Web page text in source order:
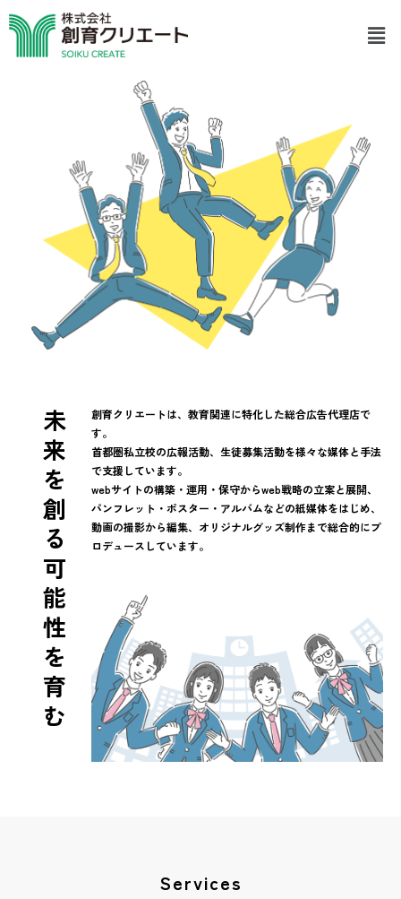
容
メ
ニ
未
来
を
創
る
可
能
性
を
育
む
創育クリエートは、教育関連に特化した総合広告代理店で
す。
首都圏私立校の広報活動、生徒募集活動を様々な媒体と手法
で支援しています。
webサイトの構築・運用・保守からweb戦略の立案と展開、
パンフレット・ポスター・アルバムなどの紙媒体をはじめ、
動画の撮影から編集、オリジナルグッズ制作まで総合的にプ
ロデュースしています。
Services